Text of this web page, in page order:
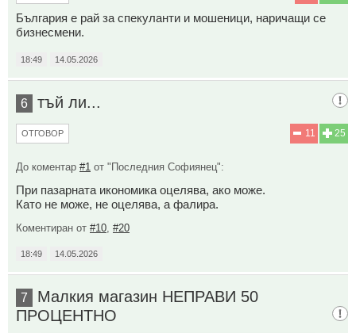
България е рай за спекуланти и мошеници, наричащи се
бизнесмени.
18:49 14.05.2026
6 тъй ли...
25
11
ОТГОВОР
До коментар #1 от "Последния Софиянец":
При пазарната икономика оцелява, ако може.
Като не може, не оцелява, а фалира.
Коментиран от #10 #20
18:49 14.05.2026
7
Малкия магазин НЕПРАВИ 50
ПРОЦЕНТНО